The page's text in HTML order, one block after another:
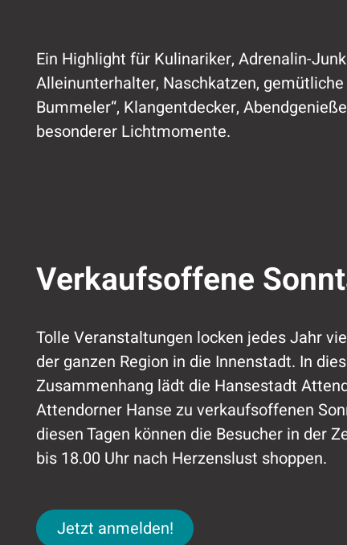
Ein Highlight für Kulinariker, Adrenalin-
Alleinunterhalter, Naschkatzen, gemütliche
Bummeler“, Klangentdecker,
besonderer Lichtmomente.
Verkaufsoffene
Tolle Veranstaltungen locken jedes Jahr
der ganzen Region in die Innenstadt. In
Zusammenhang lädt die Hansestadt
Attendorner Hanse zu verkaufsoffenen
diesen Tagen können die Besucher in der
bis 18.00 Uhr nach Herzenslust shoppen.
Jetzt anmelden!
Jetzt anmelden!